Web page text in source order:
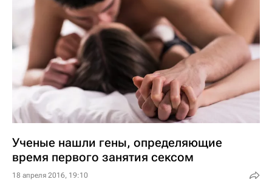
Ученые нашли гены, определяющие
время первого занятия сексом
18 апреля 2016, 19:10